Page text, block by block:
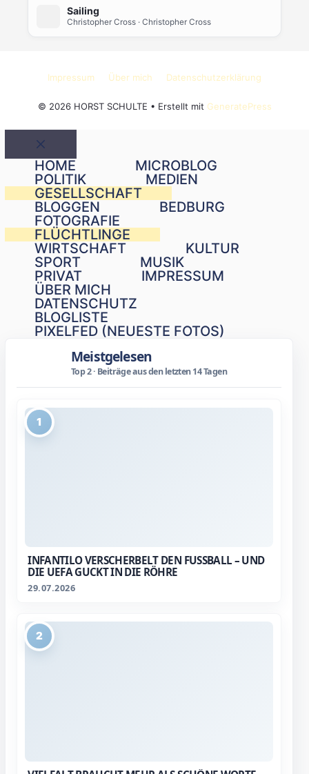
Sailing
Christopher Cross · Christopher Cross
Impressum Über mich Datenschutzerklärung
© 2026 HORST SCHULTE • Erstellt mit GeneratePress
Schließen
HOME
MICROBLOG
POLITIK
MEDIEN
GESELLSCHAFT
BLOGGEN
BEDBURG
FOTOGRAFIE
FLÜCHTLINGE
WIRTSCHAFT
KULTUR
SPORT
MUSIK
PRIVAT
IMPRESSUM
ÜBER MICH
DATENSCHUTZ
BLOGLISTE
PIXELFED (NEUESTE FOTOS)
Meistgelesen
Top 2 · Beiträge aus den letzten 14 Tagen
1
INFANTILO VERSCHERBELT DEN FUSSBALL – UND D
IE UEFA GUCKT IN DIE RÖHRE
29.07.2026
2